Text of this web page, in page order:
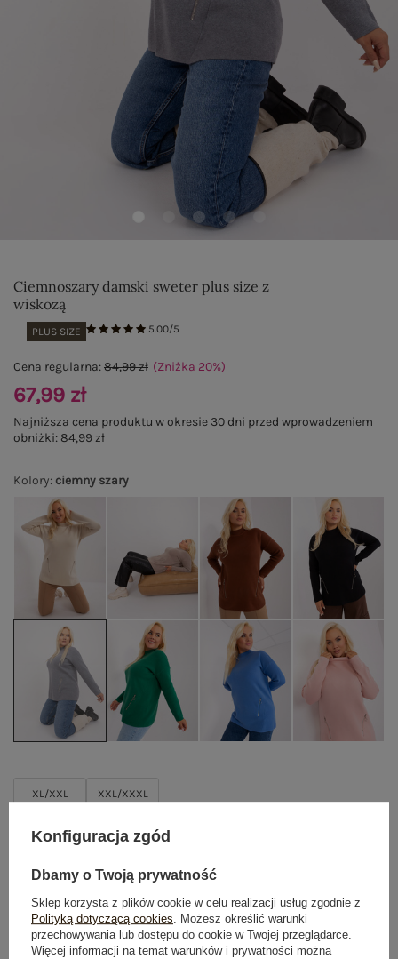
Ciemnoszary damski sweter plus size z
wiskozą
PLUS SIZE 5.00/5
Kolory: ciemny szary
XL/XXL XXL/XXXL
TABELA ROZMIARÓW
Cena regularna:84,99 zł (Zniżka 20%)
67,99 zł
Najniższa cena produktu w okresie 30 dni przed wprowadzeniem
obniżki: 84,99 zł
DODAJ DO KOSZYKA
Możesz kupić także poprzez:
Konfiguracja zgód
Dbamy o Twoją prywatność
Sklep korzysta z plików cookie w celu realizacji usług zgodnie z
Polityką dotyczącą cookies. Możesz określić warunki
przechowywania lub dostępu do cookie w Twojej przeglądarce.
Więcej informacji na temat warunków i prywatności można